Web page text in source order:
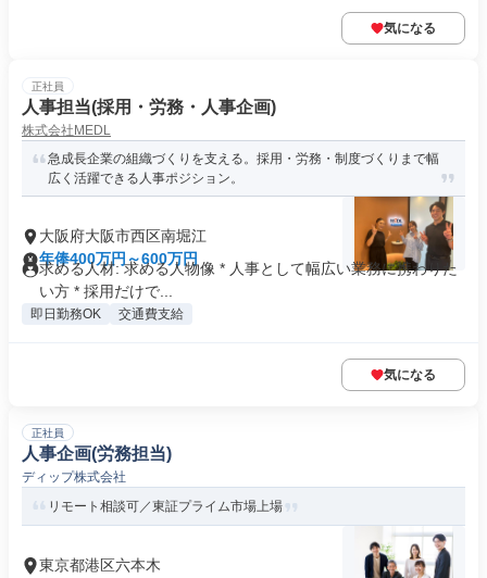
気になる
正社員
人事担当(採用・労務・人事企画)
株式会社MEDL
急成長企業の組織づくりを支える。採用・労務・制度づくりまで幅
広く活躍できる人事ポジション。
大阪府大阪市西区南堀江
年俸400万円～600万円
求める人材: 求める人物像 * 人事として幅広い業務に携わりた
い方 * 採用だけで...
即日勤務OK 交通費支給
気になる
正社員
人事企画(労務担当)
ディップ株式会社
リモート相談可／東証プライム市場上場
東京都港区六本木